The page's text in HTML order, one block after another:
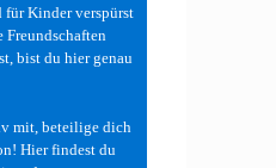
für Kinder verspürst
Freundschaften
bist du hier genau
mit, beteilige dich
Hier findest du